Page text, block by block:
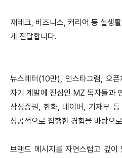
재테크, 비즈니스, 커리어 등 실생
게 전달합니다.
뉴스레터(10만), 인스타그램, 오
자기 계발에 진심인 MZ 독자들과
삼성증권, 한화, 네이버, 기재부
성공적으로 집행한 경험을 바탕으로
브랜드 메시지를 자연스럽고 깊